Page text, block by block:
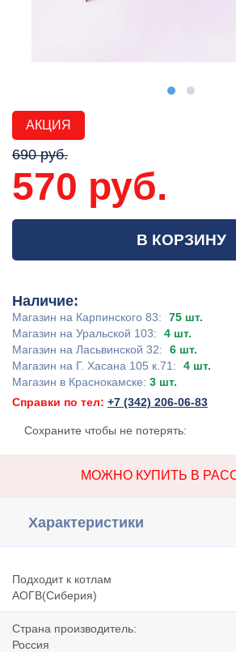
АКЦИЯ
690 руб.
570 руб.
В КОРЗИНУ
Наличие:
Магазин на Карпинского 83:
75 шт.
Магазин на Уральской 103:
4 шт.
Магазин на Ласьвинской 32:
6 шт.
Магазин на Г. Хасана 105 к.71:
4 шт.
Магазин в Краснокамске: 3 шт.
Справки по тел: +7 (342) 206-06-83
Сохраните чтобы не потерять:
МОЖНО КУПИТЬ В
Характеристики
Подходит к котлам
АОГВ(Сиберия)
Страна производитель:
Россия